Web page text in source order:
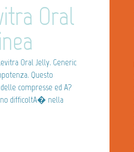
Oral
Oral Jelly. Generic
Questo
compresse ed A?
difficoltA� nella